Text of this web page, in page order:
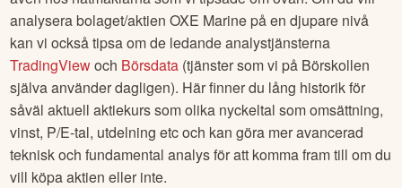
analysera bolaget/aktienOXE Marine på en djupare nivå
kan vi också tipsa om de ledande analystjänsterna
TradingViewoch Börsdata (tjänster som vi på Börskollen
själva använder dagligen). Här finner du lång historik för
såväl aktuell aktiekurs som olika nyckeltal som omsättning,
vinst, P/E-tal, utdelning etc och kan göra mer avancerad
teknisk och fundamental analys för att komma fram till om du
vill köpa aktien eller inte.